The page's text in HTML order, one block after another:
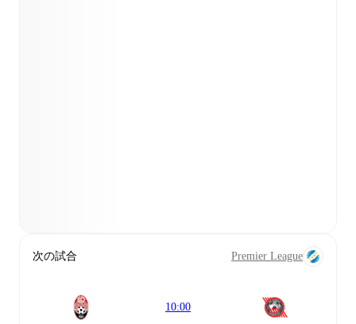
次の試合 Premier League
10:00